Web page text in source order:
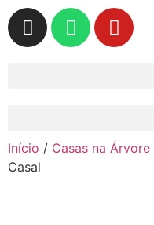
Início / Casas na Árvore
Casal